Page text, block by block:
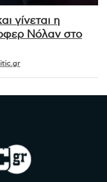
γίνεται η
Νόλαν στο